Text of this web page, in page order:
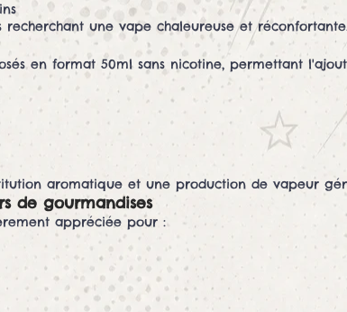
recherchant une vape chaleureuse et
en format 50ml sans nicotine, permettant
aromatique et une production de vapeur
de gourmandises
appréciée pour :